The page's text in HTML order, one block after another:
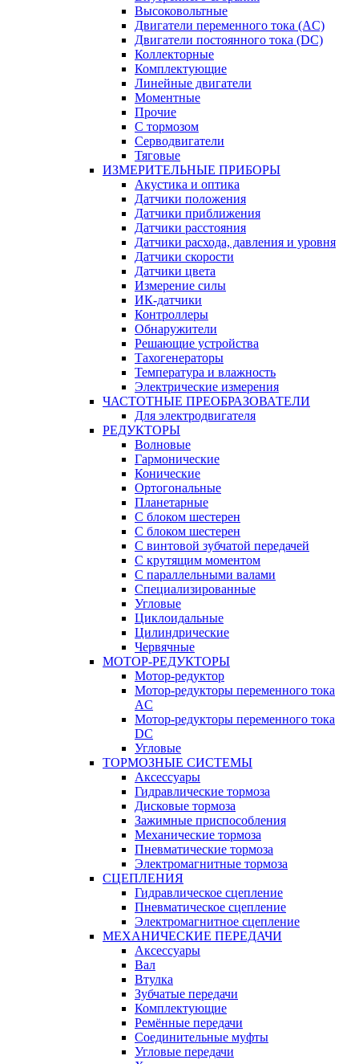
Высоковольтные
Двигатели переменного тока (AC)
Двигатели постоянного тока (DC)
Коллекторные
Комплектующие
Линейные двигатели
Моментные
Прочие
С тормозом
Серводвигатели
Тяговые
ИЗМЕРИТЕЛЬНЫЕ ПРИБОРЫ
Акустика и оптика
Датчики положения
Датчики приближения
Датчики расстояния
Датчики расхода, давления и уровня
Датчики скорости
Датчики цвета
Измерение силы
ИК-датчики
Контроллеры
Обнаружители
Решающие устройства
Тахогенераторы
Температура и влажность
Электрические измерения
ЧАСТОТНЫЕ ПРЕОБРАЗОВАТЕЛИ
Для электродвигателя
РЕДУКТОРЫ
Волновые
Гармонические
Конические
Ортогональные
Планетарные
С блоком шестерен
С блоком шестерен
С винтовой зубчатой передачей
С крутящим моментом
С параллельными валами
Специализированные
Угловые
Циклоидальные
Цилиндрические
Червячные
МОТОР-РЕДУКТОРЫ
Мотор-редуктор
Мотор-редукторы переменного тока
AC
Мотор-редукторы переменного тока
DC
Угловые
ТОРМОЗНЫЕ СИСТЕМЫ
Аксессуары
Гидравлические тормоза
Дисковые тормоза
Зажимные приспособления
Механические тормоза
Пневматические тормоза
Электромагнитные тормоза
СЦЕПЛЕНИЯ
Гидравлическое сцепление
Пневматическое сцепление
Электромагнитное сцепление
МЕХАНИЧЕСКИЕ ПЕРЕДАЧИ
Аксессуары
Вал
Втулка
Зубчатые передачи
Комплектующие
Ремённые передачи
Соединительные муфты
Угловые передачи